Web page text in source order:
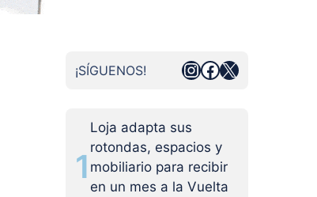
¡SÍGUENOS! Instagram
Facebook
X
1
Loja adapta sus
rotondas, espacios y
mobiliario para recibir
en un mes a la Vuelta